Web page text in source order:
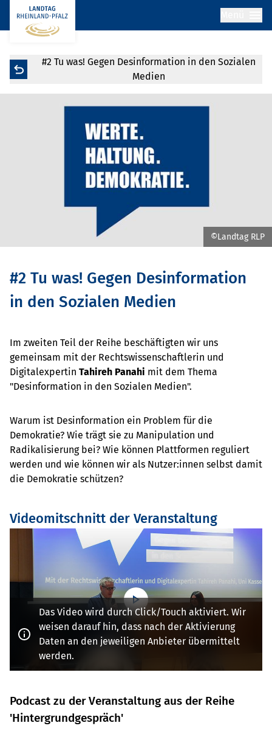
#2 Tu was! Gegen Desinformation in den Sozialen
Medien
©Landtag RLP
#2 Tu was! Gegen Desinformation
in den Sozialen Medien
Im zweiten Teil der Reihe beschäftigten wir uns
gemeinsam mit der Rechtswissenschaftlerin und
Digitalexpertin Tahireh Panahi mit dem Thema
"Desinformation in den Sozialen Medien".
Warum ist Desinformation ein Problem für die
Demokratie? Wie trägt sie zu Manipulation und
Radikalisierung bei? Wie können Plattformen reguliert
werden und wie können wir als Nutzer:innen selbst damit
die Demokratie schützen?
Videomitschnitt der Veranstaltung
Das Video wird durch Click/Touch aktiviert. Wir
weisen darauf hin, dass nach der Aktivierung
Daten an den jeweiligen Anbieter übermittelt
werden.
Podcast zu der Veranstaltung aus der Reihe
'Hintergrundgespräch'